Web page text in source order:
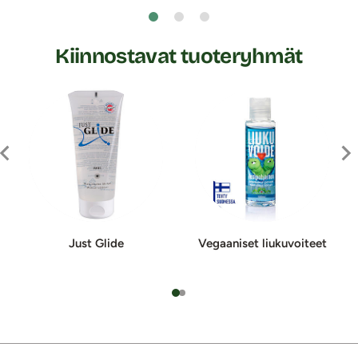
Kiinnostavat tuoteryhmät
Just Glide Vegaaniset liukuvoiteet